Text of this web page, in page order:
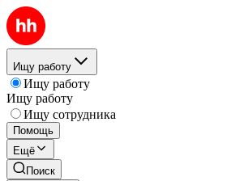
Ищу работу
Ищу работу
Ищу работу
Ищу сотрудника
Помощь
Ещё
Поиск